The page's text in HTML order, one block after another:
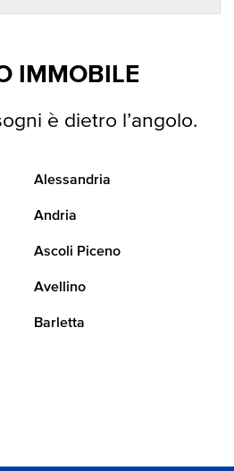
IMMOBILE
è dietro l’angolo.
Alessandria
Andria
Ascoli Piceno
Avellino
Barletta